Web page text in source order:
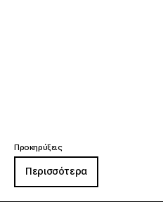
Προκηρύξεις
Περισσότερα